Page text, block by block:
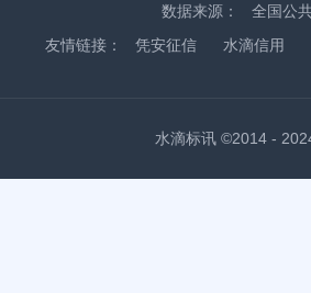
数据来源：
全国公
友情链接：
凭安征信 水滴信用
水滴标讯 ©2014 -